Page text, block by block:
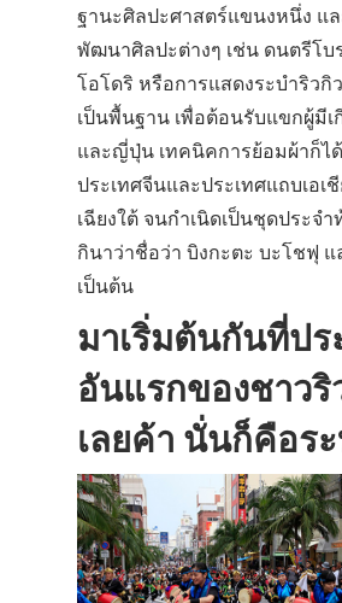
ฐานะศิลปะศาสตร์แขนงหนึ่ง แล
พัฒนาศิลปะต่างๆ เช่น ดนตรีโ
โอโดริ หรือการแสดงระบำริว
เป็นพื้นฐาน เพื่อต้อนรับแขกผู้มีเ
และญี่ปุ่น เทคนิคการย้อมผ้าก็ไ
ประเทศจีนและประเทศแถบเอเ
เฉียงใต้ จนกำเนิดเป็นชุดประจ
กินาว่าชื่อว่า บิงกะตะ บะโชฟุ
เป็นต้น
มาเริ่มต้นกันที่ปร
อันแรกของชาวริ
เลยค้า นั่นก็คือร